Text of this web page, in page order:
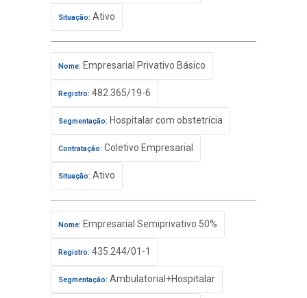
Situação: Ativo
Nome: Empresarial Privativo Básico
Registro: 482.365/19-6
Segmentação: Hospitalar com obstetrícia
Contratação: Coletivo Empresarial
Situação: Ativo
Nome: Empresarial Semiprivativo 50%
Registro: 435.244/01-1
Segmentação: Ambulatorial+Hospitalar